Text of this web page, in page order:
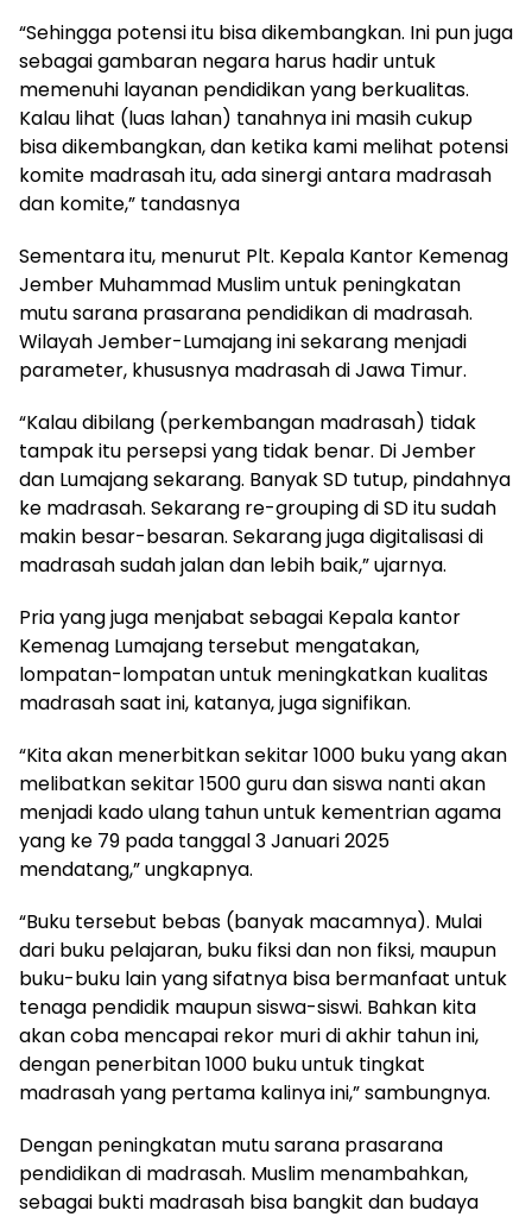
“Sehingga potensi itu bisa dikembangkan. Ini pun juga
sebagai gambaran negara harus hadir untuk
memenuhi layanan pendidikan yang berkualitas.
Kalau lihat (luas lahan) tanahnya ini masih cukup
bisa dikembangkan, dan ketika kami melihat potensi
komite madrasah itu, ada sinergi antara madrasah
dan komite,” tandasnya
Sementara itu, menurut Plt. Kepala Kantor Kemenag
Jember Muhammad Muslim untuk peningkatan
mutu sarana prasarana pendidikan di madrasah.
Wilayah Jember-Lumajang ini sekarang menjadi
parameter, khususnya madrasah di Jawa Timur.
“Kalau dibilang (perkembangan madrasah) tidak
tampak itu persepsi yang tidak benar. Di Jember
dan Lumajang sekarang. Banyak SD tutup, pindahnya
ke madrasah. Sekarang re-grouping di SD itu sudah
makin besar-besaran. Sekarang juga digitalisasi di
madrasah sudah jalan dan lebih baik,” ujarnya.
Pria yang juga menjabat sebagai Kepala kantor
Kemenag Lumajang tersebut mengatakan,
lompatan-lompatan untuk meningkatkan kualitas
madrasah saat ini, katanya, juga signifikan.
“Kita akan menerbitkan sekitar 1000 buku yang akan
melibatkan sekitar 1500 guru dan siswa nanti akan
menjadi kado ulang tahun untuk kementrian agama
yang ke 79 pada tanggal 3 Januari 2025
mendatang,” ungkapnya.
“Buku tersebut bebas (banyak macamnya). Mulai
dari buku pelajaran, buku fiksi dan non fiksi, maupun
buku-buku lain yang sifatnya bisa bermanfaat untuk
tenaga pendidik maupun siswa-siswi. Bahkan kita
akan coba mencapai rekor muri di akhir tahun ini,
dengan penerbitan 1000 buku untuk tingkat
madrasah yang pertama kalinya ini,” sambungnya.
Dengan peningkatan mutu sarana prasarana
pendidikan di madrasah. Muslim menambahkan,
sebagai bukti madrasah bisa bangkit dan budaya